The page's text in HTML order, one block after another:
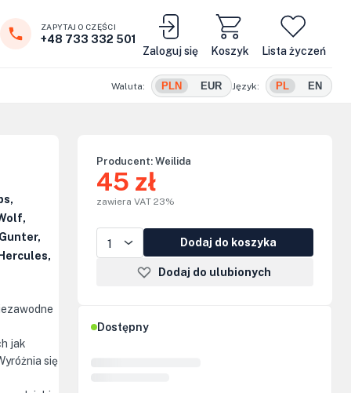
Koszyk
ZAPYTAJ O CZĘŚCI
+48 733 332 501
Zaloguj się
Lista życzeń
Waluta: PLN EUR Język: PL EN
jak
się
Producent: Weilida
45 zł
zawiera VAT 23%
Dodaj do koszyka
Dodaj do ulubionych
Dostępny